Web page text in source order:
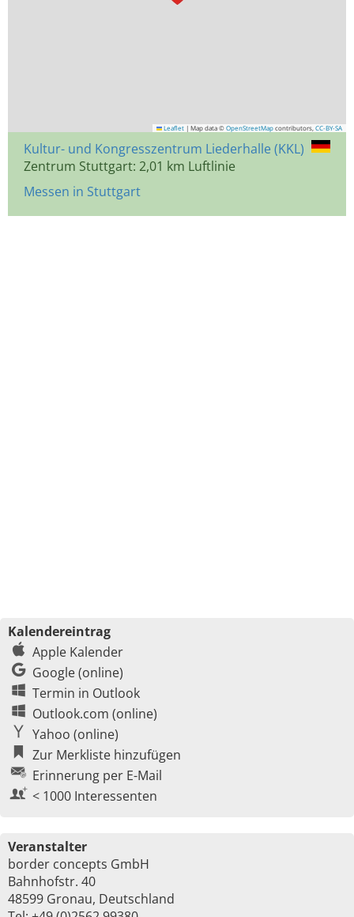
Leaflet | Map data © OpenStreetMap contributors, CC-BY-SA
Kultur- und Kongresszentrum Liederhalle (KKL)
Zentrum Stuttgart: 2,01 km Luftlinie
Messen in Stuttgart
Kalendereintrag
Apple Kalender
Google (online)
Termin in Outlook
Outlook.com (online)
Yahoo (online)
Zur Merkliste hinzufügen
Erinnerung per E-Mail
< 1000 Interessenten
Veranstalter
border concepts GmbH
Bahnhofstr. 40
48599 Gronau, Deutschland